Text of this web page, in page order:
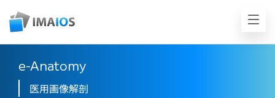
e-Anatomy
医用画像解剖